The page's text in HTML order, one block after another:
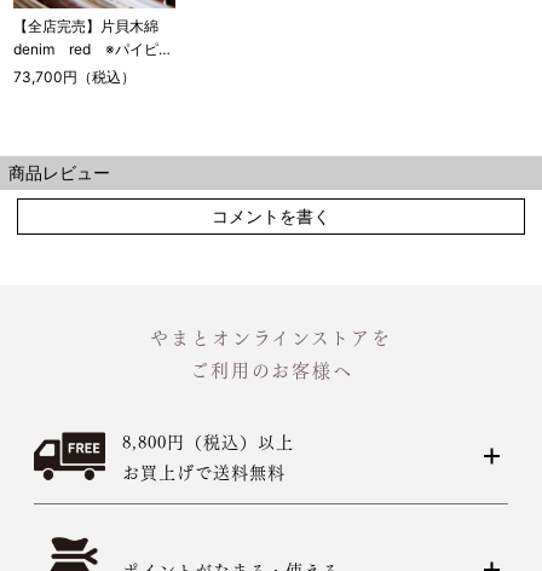
【全店完売】片貝木綿
denim red ※パイピン
グ付き
73,700円（税込）
商品レビュー
コメントを書く
やまとオンラインストアを
ご利用のお客様へ
8,800円（税込）以上
お買上げで送料無料